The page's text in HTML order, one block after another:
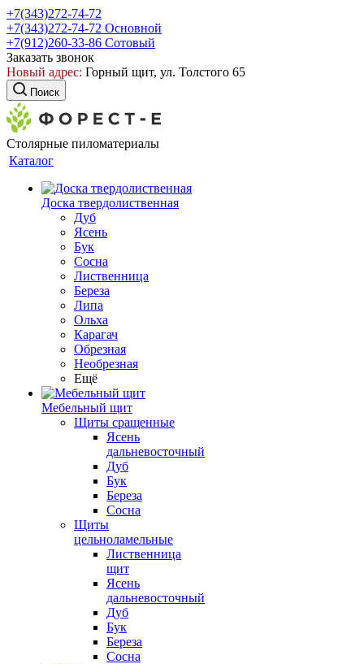
+7(343)272-74-72
+7(343)272-74-72 Основной
+7(912)260-33-86 Сотовый
Заказать звонок
Новый адрес: Горный щит, ул. Толстого 65
Поиск
Столярные пиломатериалы
Каталог
Доска твердолиственная
Дуб
Ясень
Бук
Сосна
Лиственница
Береза
Липа
Ольха
Карагач
Обрезная
Необрезная
Ещё
Мебельный щит
Щиты сращенные
Ясень
дальневосточный
Дуб
Бук
Береза
Сосна
Щиты
цельноламельные
Лиственница
щит
Ясень
дальневосточный
Дуб
Бук
Береза
Сосна